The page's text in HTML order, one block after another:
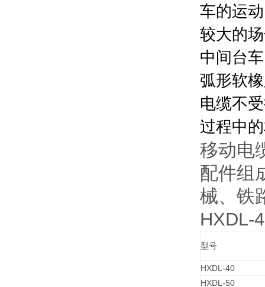
车的运
较大的
中间台
弧形软
电缆不
过程中
移动电
配件组
械、铁
HXDL-
型号
HXDL-40
HXDL-50